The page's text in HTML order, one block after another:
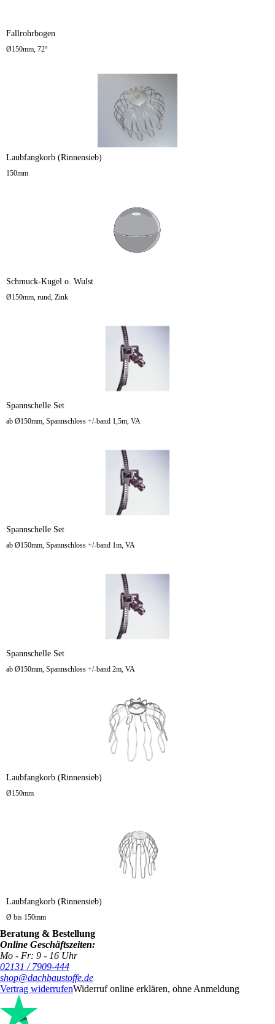
Fallrohrbogen
Ø150mm, 72°
Laubfangkorb (Rinnensieb)
150mm
Schmuck-Kugel o. Wulst
Ø150mm, rund, Zink
Spannschelle Set
ab Ø150mm, Spannschloss +/-band 1,5m, VA
Spannschelle Set
ab Ø150mm, Spannschloss +/-band 1m, VA
Spannschelle Set
ab Ø150mm, Spannschloss +/-band 2m, VA
Laubfangkorb (Rinnensieb)
Ø150mm
Laubfangkorb (Rinnensieb)
Ø bis 150mm
Beratung & Bestellung
Online Geschäftszeiten:
Mo - Fr: 9 - 16 Uhr
02131 / 7909-444
shop@dachbaustoffe.de
Vertrag widerrufenWiderruf online erklären, ohne Anmeldung